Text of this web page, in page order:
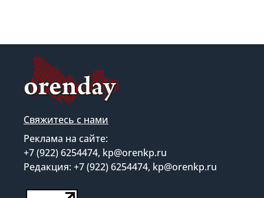
Свяжитесь с нами
Реклама на сайте:
+7 (922) 6254474, kp@orenkp.ru
Редакция: +7 (922) 6254474, kp@orenkp.ru